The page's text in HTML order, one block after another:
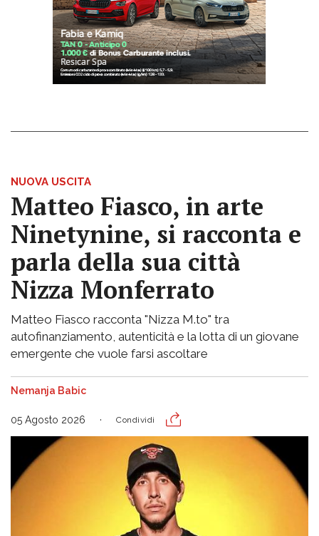
NUOVA USCITA
Matteo Fiasco, in arte
Ninetynine, si racconta e
parla della sua città
Nizza Monferrato
Matteo Fiasco racconta "Nizza M.to" tra
autofinanziamento, autenticità e la lotta di un giovane
emergente che vuole farsi ascoltare
Nemanja Babic
05 Agosto 2026 Condividi